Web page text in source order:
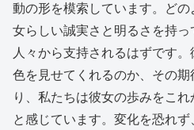
動の形を模索しています。ど
女らしい誠実さと明るさを持
人々から支持されるはずです
色を見せてくれるのか、その
り、私たちは彼女の歩みをこ
と感じています。変化を恐れ